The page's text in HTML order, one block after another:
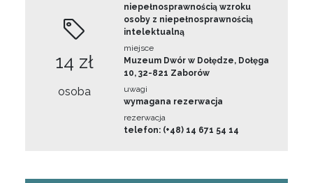
14 zł
osoba
niepełnosprawnością wzroku
osoby z niepełnosprawnością
intelektualną
miejsce
Muzeum Dwór w Dołędze, Dołęga
10, 32-821 Zaborów
uwagi
wymagana rezerwacja
rezerwacja
telefon: (+48) 14 671 54 14